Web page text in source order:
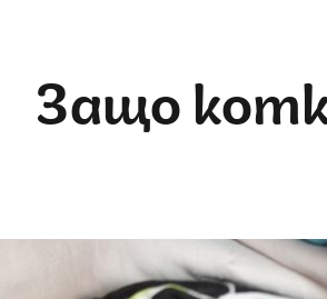
Защо котките обичат да се